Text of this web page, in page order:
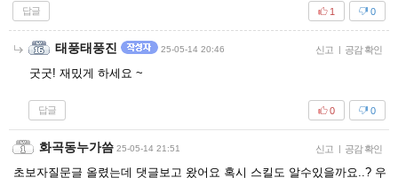
답글 0
1
태풍태풍진 25-05-14 20:46 신고 | 공감 확인
굿굿! 재밌게 하세요 ~
답글 0
0
화곡동누가씀 25-05-14 21:51 신고 | 공감 확인
초보자질문글 올렸는데 댓글보고 왔어요 혹시 스킬도 알수있을까요..? 우